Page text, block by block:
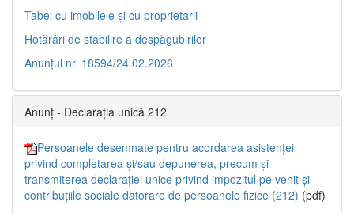
Tabel cu imobilele și cu proprietarii
Hotărâri de stabilire a despăgubirilor
Anunțul nr. 18594/24.02.2026
Anunț - Declarația unică 212
Persoanele desemnate pentru acordarea asistenței
privind completarea și/sau depunerea, precum și
transmiterea declarației unice privind impozitul pe venit și
contribuțiile sociale datorare de persoanele fizice (212) (pdf)